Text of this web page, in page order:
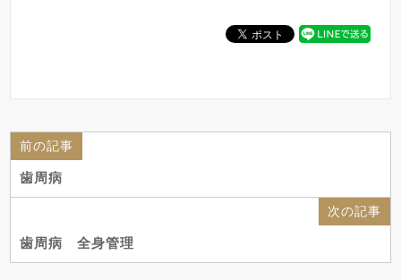
前の記事
歯周病
次の記事
歯周病 全身管理